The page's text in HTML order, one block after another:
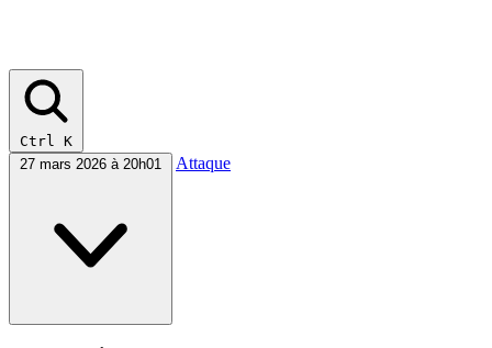
Ctrl K
27 mars 2026 à 20h01
Attaque